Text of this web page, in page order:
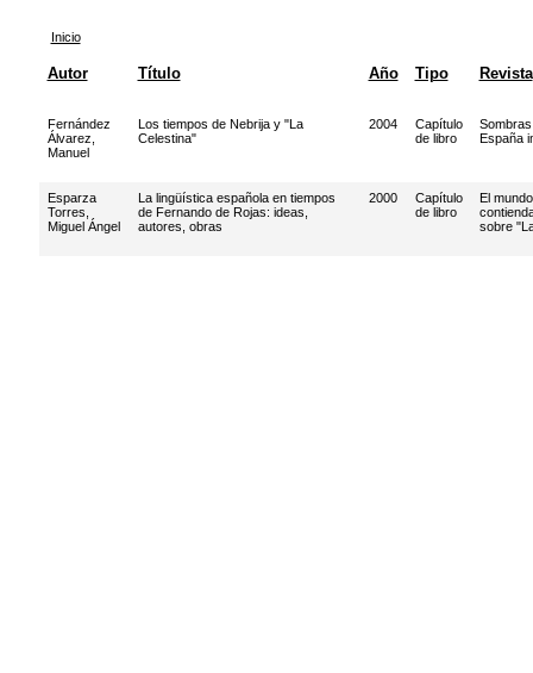
Inicio
Autor Título Año Tipo Revista
Fernández
Álvarez,
Manuel
Los tiempos de Nebrija y "La
Celestina"
2004
Capítulo
de libro
España
Esparza
Torres,
Miguel Ángel
La lingüística española en tiempos
de Fernando de Rojas: ideas,
autores, obras
2000
Capítulo
de libro
El
sobre